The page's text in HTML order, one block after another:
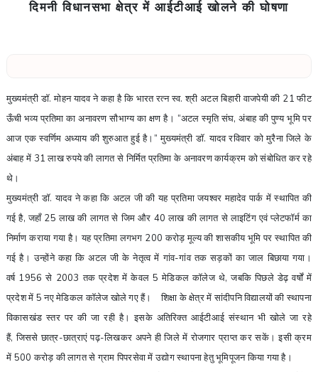
दिमनी विधानसभा क्षेत्र में आईटीआई खोलने की घोषणा
मुख्यमंत्री डॉ. मोहन यादव ने कहा है कि भारत रत्न स्व. श्री अटल बिहारी वाजपेयी की 21फीट
ऊँची भव्य प्रतिमा का अनावरण सौभाग्य का क्षण है। “अटल स्मृति संघ,अंबाह की पुण्य भूमि पर
आज एक स्वर्णिम अध्याय की शुरुआत हुई है। ” मुख्यमंत्री डॉ. यादव रविवार को मुरैना जिले के
अंबाह में 31लाख रुपये की लागत से निर्मित प्रतिमा के अनावरण कार्यक्रम को संबोधित कर रहे
थे।
मुख्यमंत्री डॉ. यादव ने कहा कि अटल जी की यह प्रतिमा जयश्वर महादेव पार्क में स्थापित की
गई है,जहाँ 25 लाख की लागत से जिम और 40 लाख की लागत से लाइटिंग एवं प्लेटफॉर्म का
निर्माण कराया गया है। यह प्रतिमा लगभग 200 करोड़ मूल्य की शासकीय भूमि पर स्थापित की
गई है। उन्होंने कहा कि अटल जी के नेतृत्व में गांव-गांव तक सड़कों का जाल बिछाया गया।
वर्ष 1956 से 2003 तक प्रदेश में केवल 5 मेडिकल कॉलेज थे,जबकि पिछले डेढ़ वर्षों में
प्रदेश में 5नए मेडिकल कॉलेज खोले गए हैं।
शिक्षा के क्षेत्र में सांदीपनि विद्यालयों की स्थापना
विकासखंड स्तर पर की जा रही है। इसके अतिरिक्त आईटीआई संस्थान भी खोले जा रहे
हैं,जिससे छात्र-छात्राएं पढ़-लिखकर अपने ही जिले में रोजगार प्राप्त कर सकें। इसी क्रम
में 500 करोड़ की लागत से ग्राम पिपरसेवा में उद्योग स्थापना हेतु भूमिपूजन किया गया है।